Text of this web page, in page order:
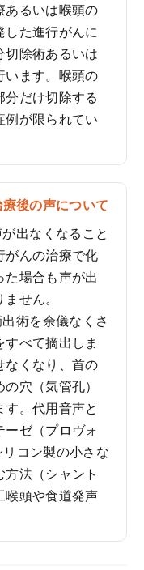
あるいは喉頭の
した進行がんに
切除術あるいは
います。喉頭の
だけ切除する
例が限られてい
後の声について
出なくなること
がんの治療で化
場合も声が出
せん。
術を余儀なくさ
べて摘出しま
なくなり、首の
穴（気管孔）
。代用音声と
ーゼ（プロヴォ
コン製の小さな
法（シャント
喉頭や食道発声